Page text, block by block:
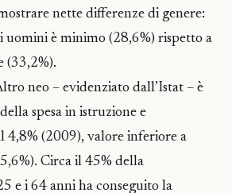
nette differenze di genere:
uomini è minimo (28,6%) rispetto a
(33,2%).
neo – evidenziato dall’Istat – è
spesa in istruzione e
4,8% (2009), valore inferiore a
Circa il 45% della
e i 64 anni ha conseguito la